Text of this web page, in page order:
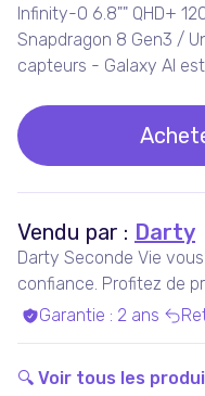
Infinity-O 6.8"" QHD+
Snapdragon 8 Gen3 /
capteurs - Galaxy AI
Vendu par : Darty
Darty Seconde Vie
confiance. Profitez de
pris en charge par nos
Garantie : 2 ans
🔍 Voir tous les